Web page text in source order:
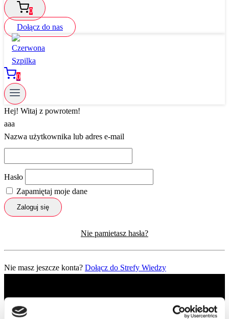
0
Dołącz do nas
0
Hej! Witaj z powrotem!
aaa
Nazwa użytkownika lub adres e-mail
Hasło
Zapamiętaj moje dane
Zaloguj się
Nie pamietasz hasła?
Nie masz jeszcze konta? Dołącz do Strefy Wiedzy